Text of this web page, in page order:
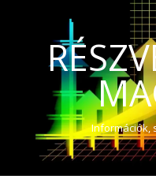
Információk,